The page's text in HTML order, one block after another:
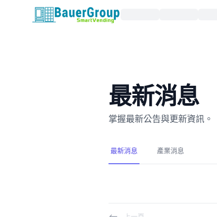
包爾科技
最新消息
掌握最新公告與更新資訊。
最新消息 產業消息